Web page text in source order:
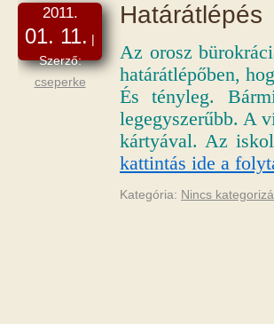
Határátlépés
2011.
01. 11. |
Szerző:
cseperke
Az orosz
határátlépőben,
És tényleg.
legegyszerűbb. A
kártyával. Az
kattintás ide a
Kategória: Nincs